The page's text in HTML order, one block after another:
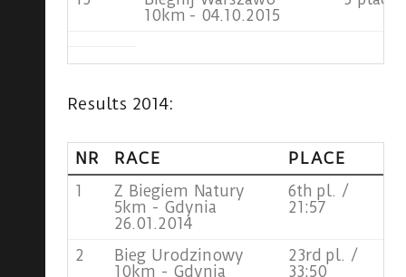
10km - 04.10.2015
Results 2014:
NR RACE
PLACE
1
Z Biegiem Natury
5km - Gdynia
26.01.2014
6th pl. /
21:57
2
Bieg Urodzinowy
10km - Gdynia
23rd pl. /
33:50